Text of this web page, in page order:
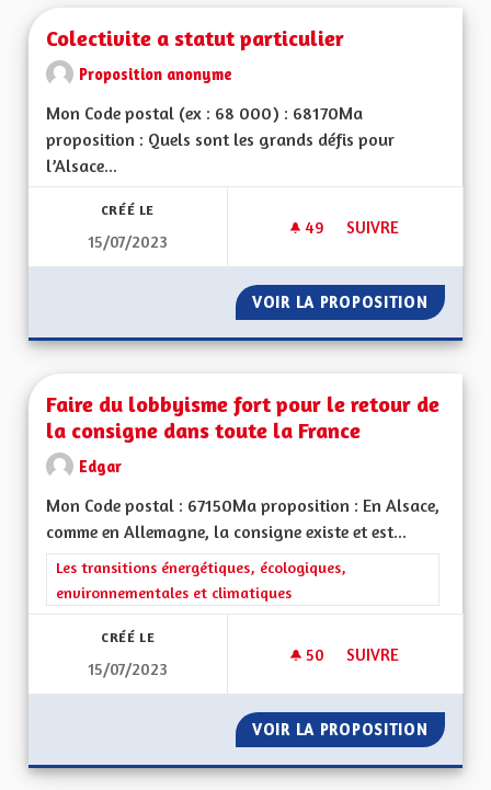
Colectivite a statut particulier
Proposition anonyme
Mon Code postal (ex : 68 000) : 68170Ma
proposition : Quels sont les grands défis pour
l’Alsace...
CRÉÉ LE
15/07/2023
49 49 ABONNÉS
SUIVRE
VOIR LA PROPOSITION
Faire du lobbyisme fort pour le retour de
la consigne dans toute la France
Edgar
Mon Code postal : 67150Ma proposition : En Alsace,
comme en Allemagne, la consigne existe et est...
Filtrer les résultats de la catégorie : Les transitions
Les transitions énergétiques, écologiques,
environnementales et climatiques
CRÉÉ LE
15/07/2023
50 50 ABONNÉS
SUIVRE
VOIR LA PROPOSITION FAIRE